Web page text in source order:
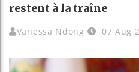
restent à la traîne
Vanessa Ndong 07 Aug